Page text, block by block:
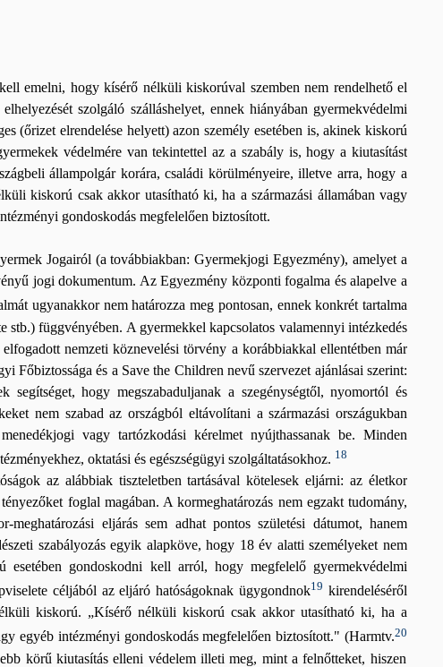
emelni, hogy kísérő nélküli kiskorúval szemben nem rendelhető el
szolgáló szálláshelyet, ennek hiányában gyermekvédelmi
(őrizet elrendelése helyett) azon személy esetében is, akinek kiskorú
védelmére van tekintettel az a szabály is, hogy a kiutasítást
állampolgár korára, családi körülményeire, illetve arra, hogy a
kiskorú csak akkor utasítható ki, ha a származási államában vagy
gondoskodás megfelelően biztosított.
Jogairól (a továbbiakban: Gyermekjogi Egyezmény), amelyet a
jogi dokumentum. Az Egyezmény központi fogalma és alapelve a
ugyanakkor nem határozza meg pontosan, ennek konkrét tartalma
függvényében. A gyermekkel kapcsolatos valamennyi intézkedés
nemzeti köznevelési törvény a korábbiakkal ellentétben már
és a Save the Children nevű szervezet ajánlásai szerint:
segítséget, hogy megszabaduljanak a szegénységtől, nyomortól és
nem szabad az országból eltávolítani a származási országukban
vagy tartózkodási kérelmet nyújthassanak be. Minden
oktatási és egészségügyi szolgáltatásokhoz. 18
az alábbiak tiszteletben tartásával kötelesek eljárni: az életkor
foglal magában. A kormeghatározás nem egzakt tudomány,
eljárás sem adhat pontos születési dátumot, hanem
szabályozás egyik alapköve, hogy 18 év alatti személyeket nem
gondoskodni kell arról, hogy megfelelő gyermekvédelmi
céljából az eljáró hatóságoknak ügygondnok19 kirendeléséről
kiskorú. „Kísérő nélküli kiskorú csak akkor utasítható ki, ha a
egyéb intézményi gondoskodás megfelelően biztosított." (Harmtv.20
körű kiutasítás elleni védelem illeti meg, mint a felnőtteket, hiszen